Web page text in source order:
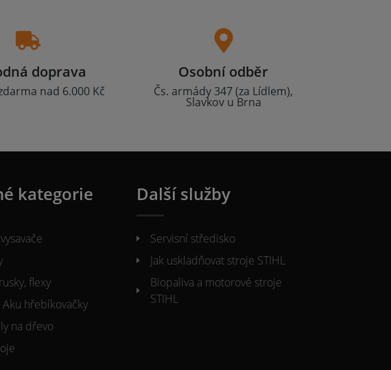
doprava
nad 6.000 Kč
Osobní odběr
Čs. armády 347 (za Lídlem),
Slavkov u Brna
kategorie
flexy
Aku hřebíkovačky
na dřevo
Další služby
Servisní středisko
Jak uskladňovat stroje STIHL
Biopaliva a motorové stroje
STIHL